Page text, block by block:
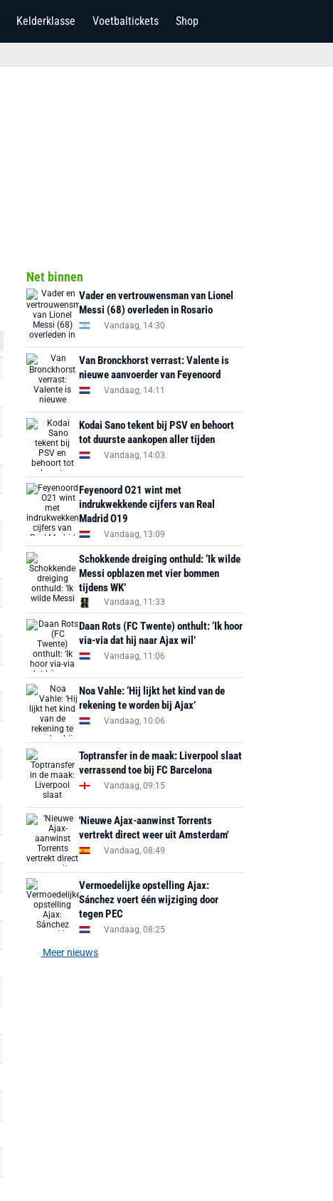
Kelderklasse Voetbaltickets Shop
Net binnen
Vader en vertrouwensman van Lionel
Messi (68) overleden in Rosario
Vandaag, 14:30
Van Bronckhorst verrast: Valente is
nieuwe aanvoerder van Feyenoord
Vandaag, 14:11
Kodai Sano tekent bij PSV en behoort
tot duurste aankopen aller tijden
Vandaag, 14:03
Feyenoord O21 wint met
indrukwekkende cijfers van Real
Madrid O19
Vandaag, 13:09
Schokkende dreiging onthuld: ‘Ik wilde
Messi opblazen met vier bommen
tijdens WK’
Vandaag, 11:33
Daan Rots (FC Twente) onthult: ‘Ik hoor
via-via dat hij naar Ajax wil’
Vandaag, 11:06
Noa Vahle: ‘Hij lijkt het kind van de
rekening te worden bij Ajax’
Vandaag, 10:06
Toptransfer in de maak: Liverpool slaat
verrassend toe bij FC Barcelona
Vandaag, 09:15
'Nieuwe Ajax-aanwinst Torrents
vertrekt direct weer uit Amsterdam'
Vandaag, 08:49
Vermoedelijke opstelling Ajax:
Sánchez voert één wijziging door
tegen PEC
Vandaag, 08:25
Meer nieuws